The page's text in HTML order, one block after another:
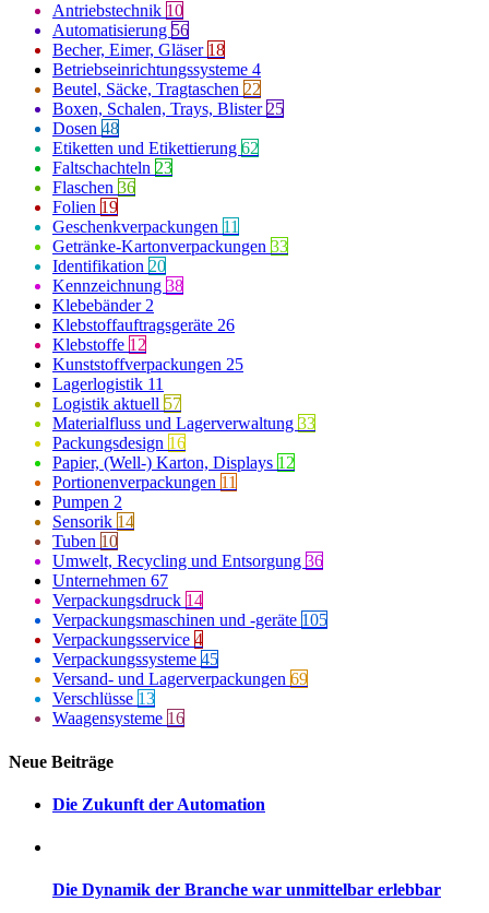
Antriebstechnik 10
Automatisierung 56
Becher, Eimer, Gläser 18
Betriebseinrichtungssysteme 4
Beutel, Säcke, Tragtaschen 22
Boxen, Schalen, Trays, Blister 25
Dosen 48
Etiketten und Etikettierung 62
Faltschachteln 23
Flaschen 36
Folien 19
Geschenkverpackungen 11
Getränke-Kartonverpackungen 33
Identifikation 20
Kennzeichnung 38
Klebebänder 2
Klebstoffauftragsgeräte 26
Klebstoffe 12
Kunststoffverpackungen 25
Lagerlogistik 11
Logistik aktuell 57
Materialfluss und Lagerverwaltung 33
Packungsdesign 16
Papier, (Well-) Karton, Displays 12
Portionenverpackungen 11
Pumpen 2
Sensorik 14
Tuben 10
Umwelt, Recycling und Entsorgung 36
Unternehmen 67
Verpackungsdruck 14
Verpackungsmaschinen und -geräte 105
Verpackungsservice 4
Verpackungssysteme 45
Versand- und Lagerverpackungen 69
Verschlüsse 13
Waagensysteme 16
Neue Beiträge
Die Zukunft der Automation
Die Dynamik der Branche war unmittelbar erlebbar